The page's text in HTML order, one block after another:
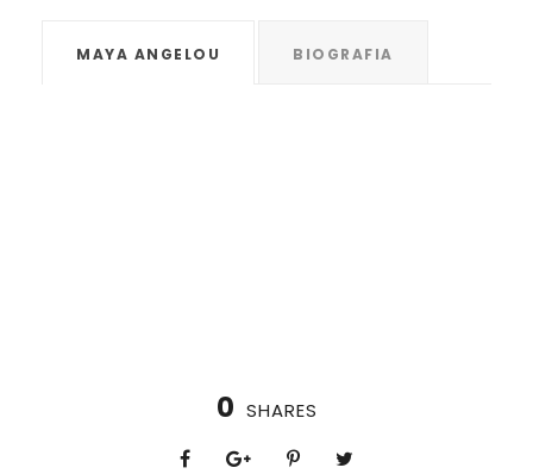
MAYA ANGELOU BIOGRAFIA
0 SHARES